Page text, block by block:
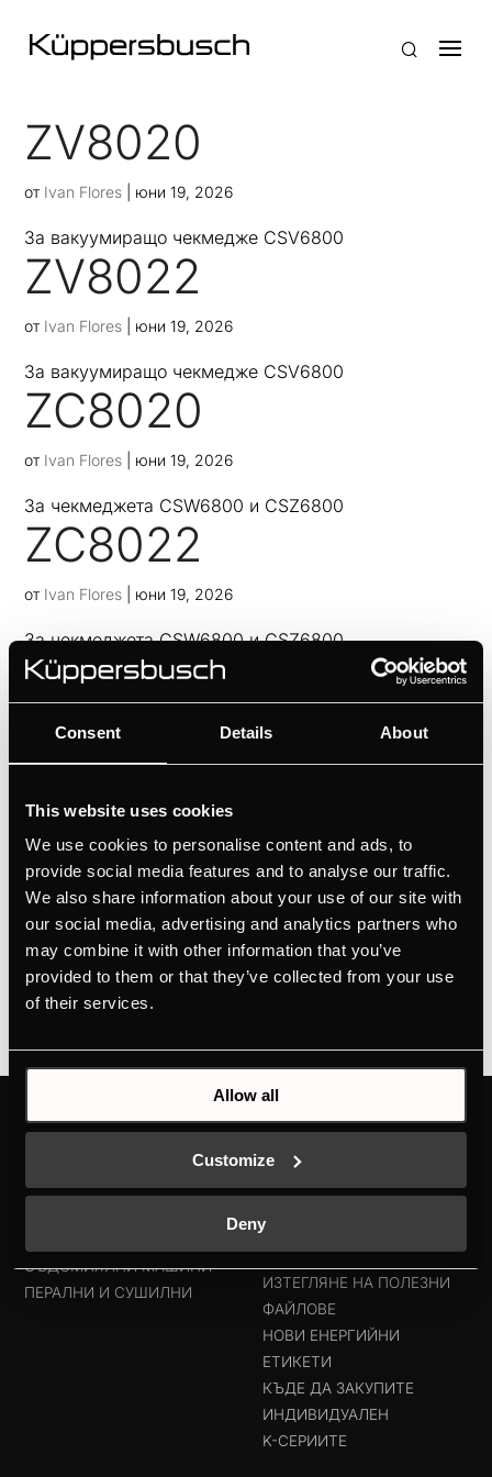
Consent Details About
This website uses cookies
We use cookies to personalise content and ads, to
provide social media features and to analyse our traffic.
We also share information about your use of our site with
our social media, advertising and analytics partners who
may combine it with other information that you’ve
provided to them or that they’ve collected from your use
of their services.
Allow all
Customize
Deny
ZV8020
от Ivan Flores юни 19, 2026
За вакуумиращо чекмеджe CSV6800
ZV8022
от Ivan Flores юни 19, 2026
За вакуумиращо чекмеджe CSV6800
ZC8020
от Ivan Flores юни 19, 2026
За чекмеджета CSW6800 и CSZ6800
ZC8022
от Ivan Flores юни 19, 2026
За чекмеджета CSW6800 и CSZ6800
CSV6800.0
Ivan Flores юни 19, 2026
компактните модели фурниВъзможност за
поставяне на бял или черен стъклен преден панел
(вижте допълнителните аксесоари)Възможност за
поставяне на мебелен преден панелВъзможност за
поставяне на дизайнерска лайсна (вижте...
1 2 »
ПРОДУКТИ
ГОТВАРСКИ ПЛОТОВЕ
СЪДОМИЯЛНИ МАШИНИ
ПЕРАЛНИ И СУШИЛНИ
ЗАПОЗНАЙТЕ СЕ С
KÜPPERSBUSCH ПО СВЕТА
ИСТОРИЯТА
ИЗТЕГЛЯНЕ НА ПОЛЕЗНИ
ФАЙЛОВЕ
НОВИ ЕНЕРГИЙНИ
ЕТИКЕТИ
КЪДЕ ДА ЗАКУПИТЕ
ИНДИВИДУАЛЕН
K-СЕРИИТЕ